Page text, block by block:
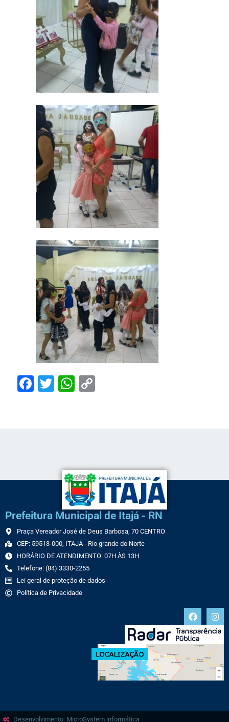
Facebook
TwitterWhatsApp
Prefeitura Municipal de Itajá - RN
Praça Vereador José de Deus Barbosa, 70 CENTRO
CEP: 59513-000, ITAJÁ - Rio grande do Norte
HORÁRIO DE ATENDIMENTO: 07H ÀS 13H
Telefone: (84) 3330-2255
Lei geral de proteção de dados
Política de Privacidade
Desenvolvimento: MicroSystem informática